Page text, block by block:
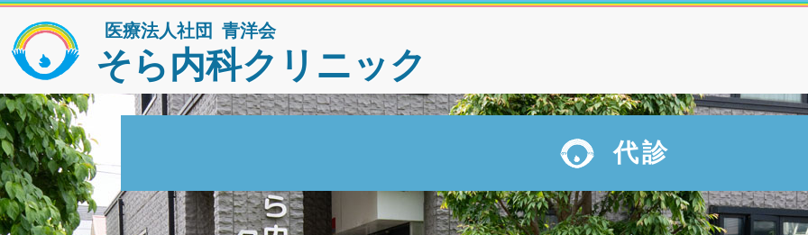
医療法人社団 青洋会
そら内科クリニック
代診